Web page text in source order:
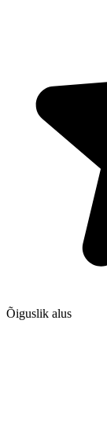
Õiguslik alus